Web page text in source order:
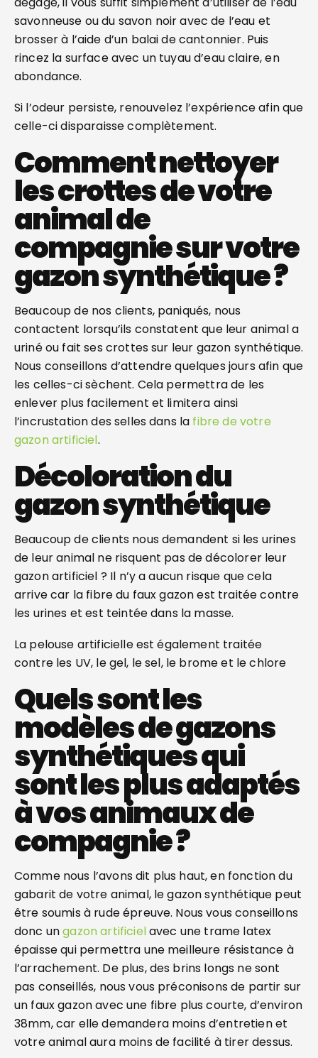
savonneuse ou du savon noir avec de l’eau et
brosser à l’aide d’un balai de cantonnier. Puis
rincez la surface avec un tuyau d’eau claire, en
abondance.
Si l’odeur persiste, renouvelez l’expérience afin que
celle-ci disparaisse complètement.
Comment nettoyer
les crottes de votre
animal de
compagnie sur votre
gazon synthétique ?
Beaucoup de nos clients, paniqués, nous
contactent lorsqu’ils constatent que leur animal a
uriné ou fait ses crottes sur leur gazon synthétique.
Nous conseillons d’attendre quelques jours afin que
les celles-ci sèchent. Cela permettra de les
enlever plus facilement et limitera ainsi
l’incrustation des selles dans la fibre de votre
gazon artificiel.
Décoloration du
gazon synthétique
Beaucoup de clients nous demandent si les urines
de leur animal ne risquent pas de décolorer leur
gazon artificiel ? Il n’y a aucun risque que cela
arrive car la fibre du faux gazon est traitée contre
les urines et est teintée dans la masse.
La pelouse artificielle est également traitée
contre les UV, le gel, le sel, le brome et le chlore
Quels sont les
modèles de gazons
synthétiques qui
sont les plus adaptés
à vos animaux de
compagnie ?
Comme nous l’avons dit plus haut, en fonction du
gabarit de votre animal, le gazon synthétique peut
être soumis à rude épreuve. Nous vous conseillons
donc ungazon artificielavec une trame latex
épaisse qui permettra une meilleure résistance à
l’arrachement. De plus, des brins longs ne sont
pas conseillés, nous vous préconisons de partir sur
un faux gazon avec une fibre plus courte, d’environ
38mm, car elle demandera moins d’entretien et
votre animal aura moins de facilité à tirer dessus.